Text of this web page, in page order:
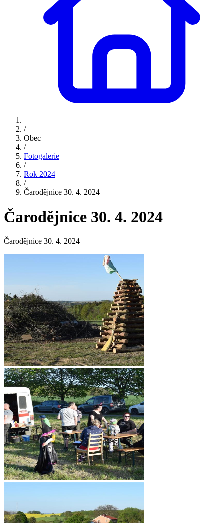
/
Obec
/
Fotogalerie
/
Rok 2024
/
Čarodějnice 30. 4. 2024
Čarodějnice 30. 4. 2024
Čarodějnice 30. 4. 2024